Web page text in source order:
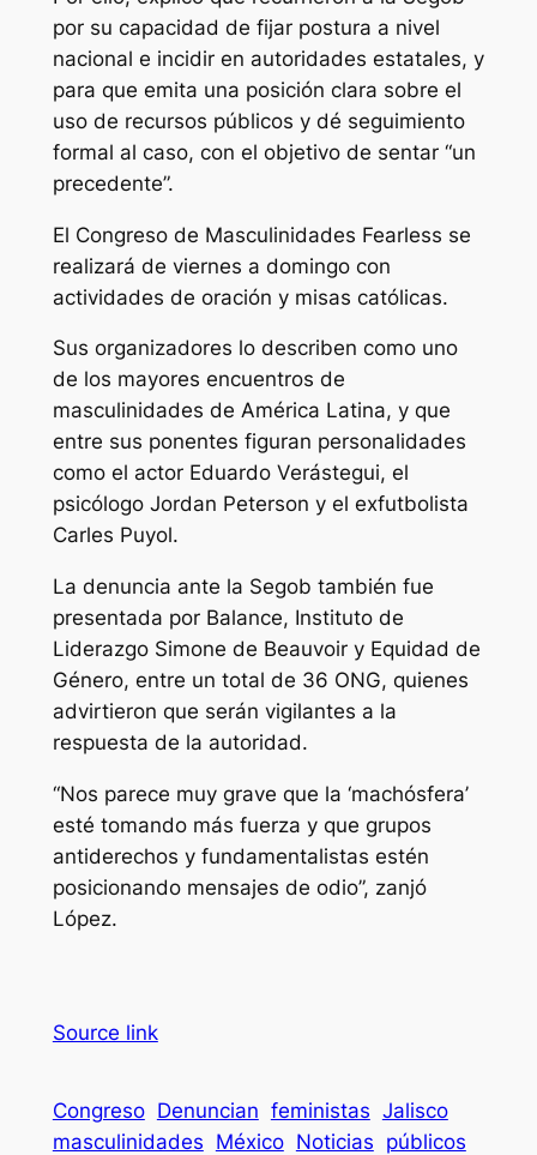
por su capacidad de fijar postura a nivel
nacional e incidir en autoridades estatales, y
para que emita una posición clara sobre el
uso de recursos públicos y dé seguimiento
formal al caso, con el objetivo de sentar “un
precedente”.
El Congreso de Masculinidades Fearless se
realizará de viernes a domingo con
actividades de oración y misas católicas.
Sus organizadores lo describen como uno
de los mayores encuentros de
masculinidades de América Latina, y que
entre sus ponentes figuran personalidades
como el actor Eduardo Verástegui, el
psicólogo Jordan Peterson y el exfutbolista
Carles Puyol.
La denuncia ante la Segob también fue
presentada por Balance, Instituto de
Liderazgo Simone de Beauvoir y Equidad de
Género, entre un total de 36 ONG, quienes
advirtieron que serán vigilantes a la
respuesta de la autoridad.
“Nos parece muy grave que la ‘machósfera’
esté tomando más fuerza y que grupos
antiderechos y fundamentalistas estén
posicionando mensajes de odio”, zanjó
López.
Source link
Congreso Denuncian feministas Jalisco
masculinidades México Noticias públicos